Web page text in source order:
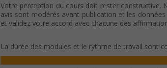
Votre perception du cours doit rester constructive.
avis sont modérés avant publication et les
et validez votre accord avec chacune des
La durée des modules et le rythme de travail sont